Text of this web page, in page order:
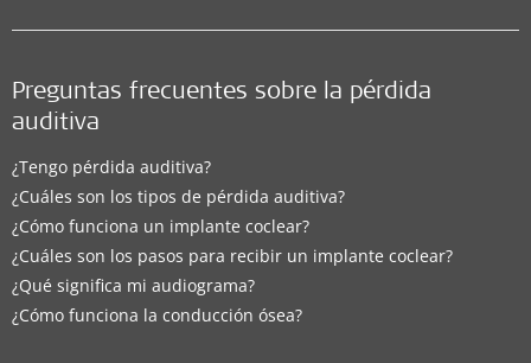
Preguntas frecuentes sobre la pérdida
auditiva
¿Tengo pérdida auditiva?
¿Cuáles son los tipos de pérdida auditiva?
¿Cómo funciona un implante coclear?
¿Cuáles son los pasos para recibir un implante coclear?
¿Qué significa mi audiograma?
¿Cómo funciona la conducción ósea?